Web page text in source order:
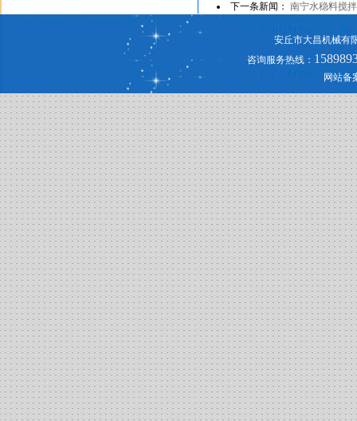
下一条新闻： 南宁水稳料搅
安丘市大昌机械有
咨询服务热线：
网站备